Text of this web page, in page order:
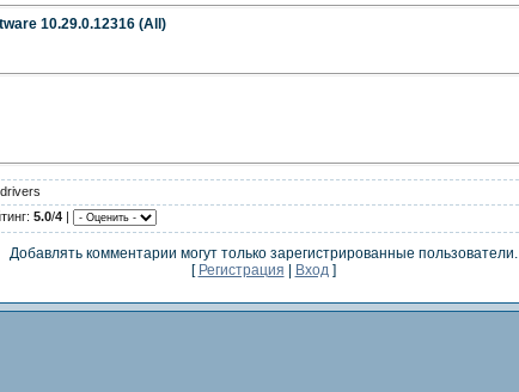
10.29.0.12316 (All)
5.0/4 |
Добавлять комментарии могут только зарегистрированные пользователи.
[ Регистрация Вход]